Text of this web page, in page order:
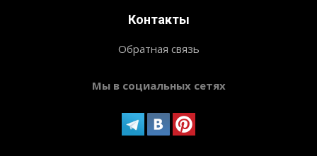
Контакты
Обратная связь
Мы в социальных сетях